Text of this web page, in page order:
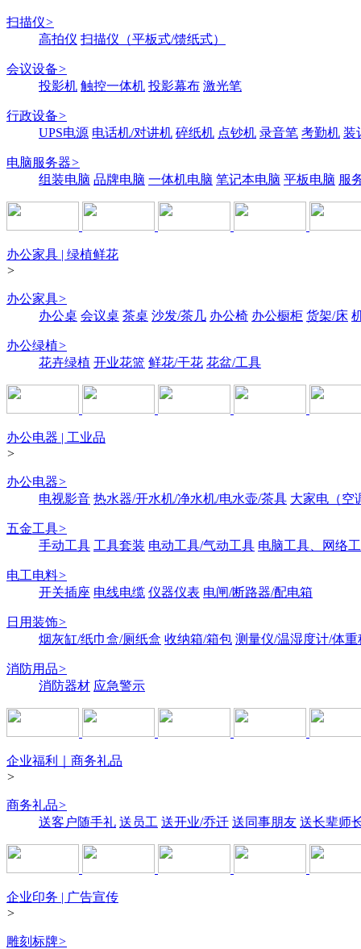
扫描仪>
高拍仪 扫描仪（平板式/馈纸式）
会议设备>
投影机 触控一体机 投影幕布 激光笔
行政设备>
UPS电源 电话机/对讲机 碎纸机 点钞机 录音笔 考勤机 装
电脑服务器>
组装电脑 品牌电脑 一体机电脑 笔记本电脑 平板电脑 服
办公家具 | 绿植鲜花
>
办公家具>
办公桌 会议桌 茶桌 沙发/茶几 办公椅 办公橱柜 货架/床
办公绿植>
花卉绿植 开业花篮 鲜花/干花 花盆/工具
办公电器 | 工业品
>
办公电器>
电视影音 热水器/开水机/净水机/电水壶/茶具 大家电（空
五金工具>
手动工具 工具套装 电动工具/气动工具 电脑工具、网络
电工电料>
开关插座 电线电缆 仪器仪表 电闸/断路器/配电箱
日用装饰>
烟灰缸/纸巾盒/厕纸盒 收纳箱/箱包 测量仪/温湿度计/体重
消防用品>
消防器材 应急警示
企业福利｜商务礼品
>
商务礼品>
送客户随手礼 送员工 送开业/乔迁 送同事朋友 送长辈师
企业印务 | 广告宣传
>
雕刻标牌>